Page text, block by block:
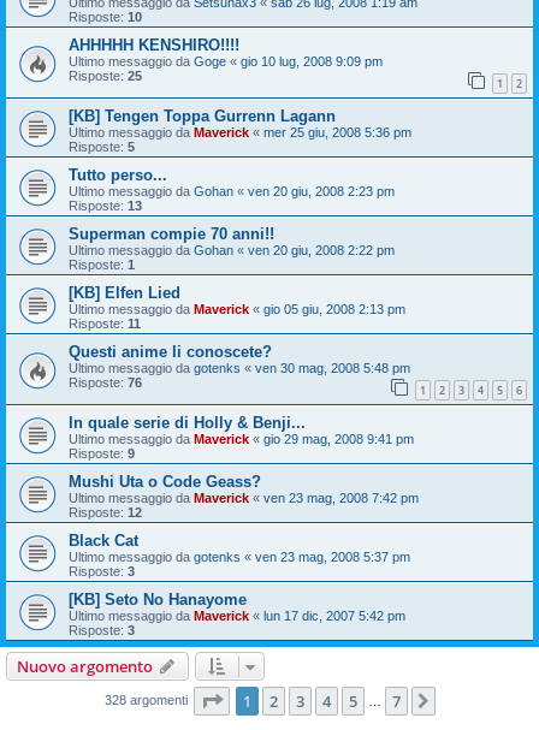
Ultimo messaggio da Setsunax3 « sab 26 lug, 2008 1:19 am
Risposte: 10
AHHHHH KENSHIRO!!!!
Ultimo messaggio da Goge « gio 10 lug, 2008 9:09 pm
Risposte: 25 1 2
[KB] Tengen Toppa Gurrenn Lagann
Ultimo messaggio da Maverick « mer 25 giu, 2008 5:36 pm
Risposte: 5
Tutto perso...
Ultimo messaggio da Gohan « ven 20 giu, 2008 2:23 pm
Risposte: 13
Superman compie 70 anni!!
Ultimo messaggio da Gohan « ven 20 giu, 2008 2:22 pm
Risposte: 1
[KB] Elfen Lied
Ultimo messaggio da Maverick « gio 05 giu, 2008 2:13 pm
Risposte: 11
Questi anime li conoscete?
Ultimo messaggio da gotenks « ven 30 mag, 2008 5:48 pm
Risposte: 76 1 2 3 4 5 6
In quale serie di Holly & Benji...
Ultimo messaggio da Maverick « gio 29 mag, 2008 9:41 pm
Risposte: 9
Mushi Uta o Code Geass?
Ultimo messaggio da Maverick « ven 23 mag, 2008 7:42 pm
Risposte: 12
Black Cat
Ultimo messaggio da gotenks « ven 23 mag, 2008 5:37 pm
Risposte: 3
[KB] Seto No Hanayome
Ultimo messaggio da Maverick « lun 17 dic, 2007 5:42 pm
Risposte: 3
Nuovo argomento
328 argomenti Pagina di
1 2 3 4 5 7